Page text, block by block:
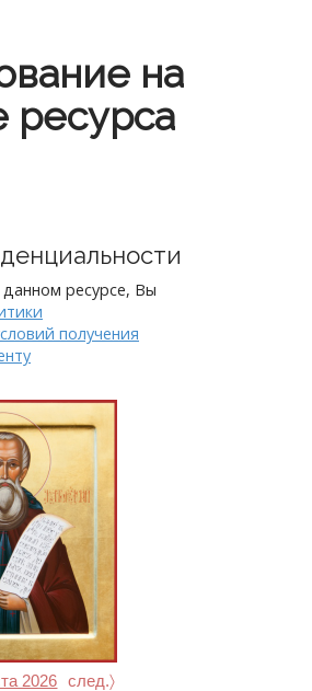
на
ресурса
ресурсе, Вы
получения
2026
след.〉